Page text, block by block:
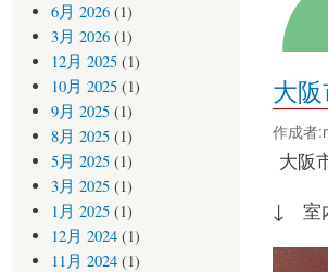
6月 2026(1)
3月 2026(1)
12月 2025(1)
10月 2025(1)
9月 2025(1)
8月 2025(1)
5月 2025(1)
3月 2025(1)
1月 2025(1)
12月 2024(1)
11月 2024(1)
大
作成者:
大阪
↓ 室